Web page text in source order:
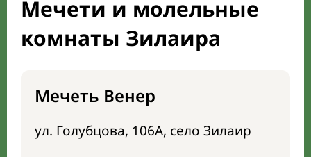
Мечети и молельные
комнаты Зилаира
Мечеть Венер
ул. Голубцова, 106А, село Зилаир